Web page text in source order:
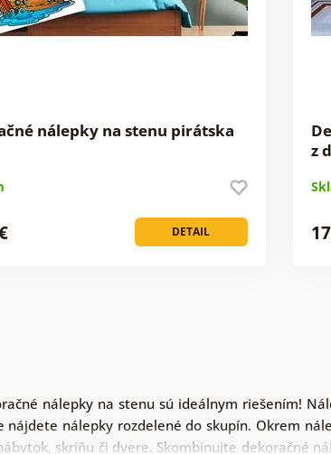
nálepky na stenu pirátska
DETAIL
z
nálepky na stenu sú ideálnym riešením!
nálepky rozdelené do skupín. Okrem
skriňu či dvere. Skombinujte dekoračné